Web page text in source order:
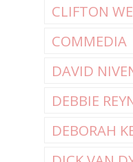
CLIFTON
COMMEDIA
DAVID
DEBBIE
DEBORAH